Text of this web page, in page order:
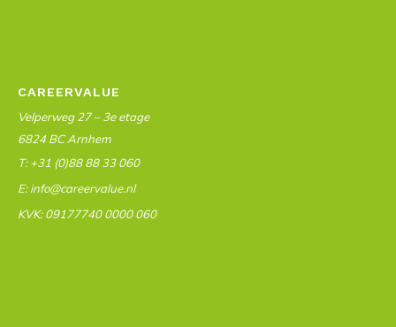
CAREERVALUE
Velperweg 27 – 3e etage
6824 BC Arnhem
T: +31 (0)88 88 33 060
E: info@careervalue.nl
KVK: 09177740 0000 060